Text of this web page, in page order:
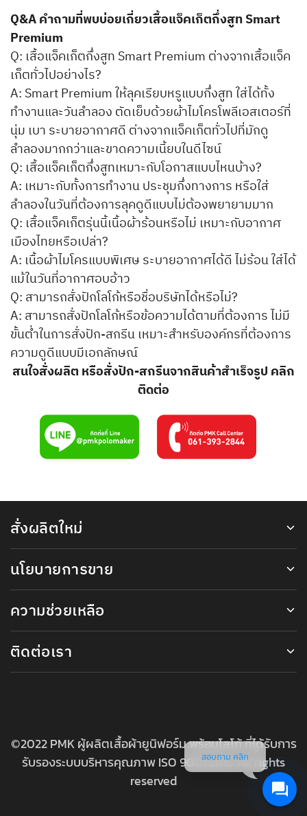
Q&A คำถามที่พบบ่อยเกี่ยวเสื้อแจ็คเก็ตกึ่งสูท Smart
Premium
Q: เสื้อแจ็คเก็ตกึ่งสูท Smart Premium ต่างจากเสื้อแจ็ค
เก็ตทั่วไปอย่างไร?
A: Smart Premium ให้ลุคเรียบหรูแบบกึ่งสูท ใส่ได้ทั้ง
ทำงานและวันลำลอง ตัดเย็บด้วยผ้าไมโครโพลีเอสเตอร์ที่
นุ่ม เบา ระบายอากาศดี ต่างจากแจ็คเก็ตทั่วไปที่มักดู
ลำลองมากกว่าและขาดความเนี้ยบในดีไซน์
Q: เสื้อแจ็คเก็ตกึ่งสูทเหมาะกับโอกาสแบบไหนบ้าง?
A: เหมาะกับทั้งการทำงาน ประชุมกึ่งทางการ หรือใส่
ลำลองในวันที่ต้องการลุคดูดีแบบไม่ต้องพยายามมาก
Q: เสื้อแจ็คเก็ตรุ่นนี้เนื้อผ้าร้อนหรือไม่ เหมาะกับอากาศ
เมืองไทยหรือเปล่า?
A: เนื้อผ้าไมโครแบบพิเศษ ระบายอากาศได้ดี ไม่ร้อน ใส่ได้
แม้ในวันที่อากาศอบอ้าว
Q: สามารถสั่งปักโลโก้หรือชื่อบริษัทได้หรือไม่?
A: สามารถสั่งปักโลโก้หรือข้อความได้ตามที่ต้องการ ไม่มี
ขั้นต่ำในการสั่งปัก-สกรีน เหมาะสำหรับองค์กรที่ต้องการ
ความดูดีแบบมีเอกลักษณ์
สนใจสั่งผลิต หรือสั่งปัก-สกรีนจากสินค้าสำเร็จรูป คลิก
ติดต่อ
สั่งผลิตใหม่
นโยบายการขาย
ความช่วยเหลือ
ติดต่อเรา
©2022 PMK ผู้ผลิตเสื้อผ้ายูนิฟอร์ม พร้อมโลโก้ ที่ได้รับการ
รับรองระบบบริหารคุณภาพ ISO 9001:2015 All rights
reserved
สอบถาม คลิก